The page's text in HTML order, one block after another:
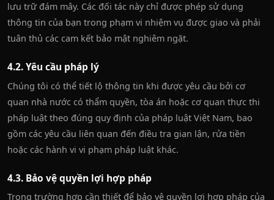
lưu trữ đám mây. Các đối tác này chỉ được phép sử dụng
thông tin của bạn trong phạm vi nhiệm vụ được giao và phải
tuân thủ các cam kết bảo mật nghiêm ngặt.
4.2. Yêu cầu pháp lý
Chúng tôi có thể tiết lộ thông tin khi được yêu cầu bởi cơ
quan nhà nước có thẩm quyền, tòa án hoặc cơ quan thực thi
pháp luật theo đúng quy định của pháp luật Việt Nam, bao
gồm các yêu cầu liên quan đến điều tra gian lận, rửa tiền
hoặc các hành vi vi phạm pháp luật khác.
4.3. Bảo vệ quyền lợi hợp pháp
Trong trường hợp cần thiết để bảo vệ quyền lợi hợp pháp của